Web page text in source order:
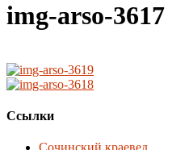
img-arso-3617
Ссылки